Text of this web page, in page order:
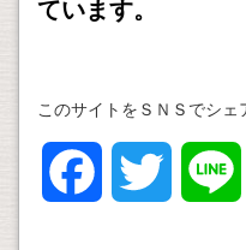
ています。
このサイトをＳＮＳでシェ